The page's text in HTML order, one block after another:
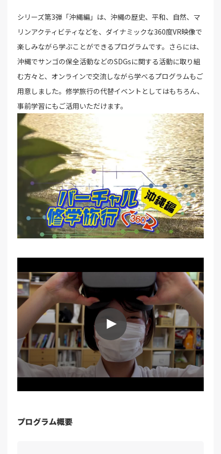
シリーズ第3弾「沖縄編」は、沖縄の歴史、平和、自然、マ
リンアクティビティなどを、ダイナミックな360度VR映像で
楽しみながら学ぶことができるプログラムです。さらには、
沖縄でサンゴの保全活動などのSDGsに関する活動に取り組
む方々と、オンラインで交流しながら学べるプログラムもご
用意しました。修学旅行の代替イベントとしてはもちろん、
事前学習にもご活用いただけます。
プログラム概要